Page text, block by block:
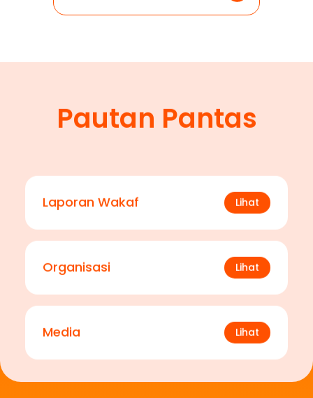
Pautan Pantas
Lihat
Lihat
Lihat